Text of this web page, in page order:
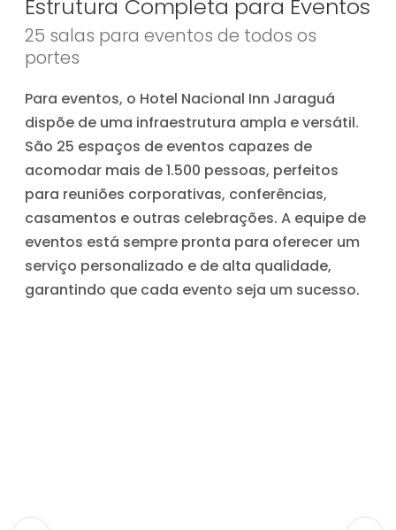
Estrutura Completa para Eventos
25 salas para eventos de todos os
portes
Para eventos, o Hotel Nacional Inn Jaraguá
dispõe de uma infraestrutura ampla e versátil.
São 25 espaços de eventos capazes de
acomodar mais de 1.500 pessoas, perfeitos
para reuniões corporativas, conferências,
casamentos e outras celebrações. A equipe de
eventos está sempre pronta para oferecer um
serviço personalizado e de alta qualidade,
garantindo que cada evento seja um sucesso.